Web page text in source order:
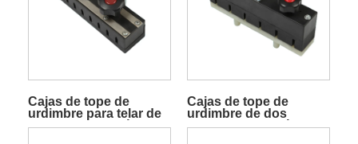
Cajas de tope de
urdimbre para telar de
pinzas sin función de
Cajas de tope de
urdimbre de dos
agujas sin función de